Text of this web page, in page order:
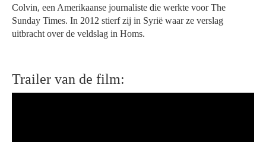
Colvin, een Amerikaanse journaliste die werkte voor The
Sunday Times. In 2012 stierf zij in Syrië waar ze verslag
uitbracht over de veldslag in Homs.
Trailer van de film: